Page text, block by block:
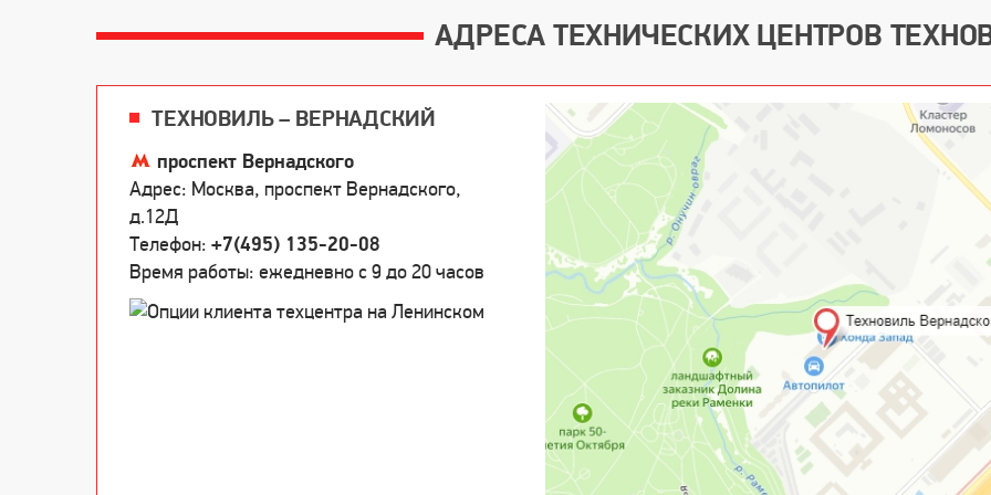
АДРЕСА ТЕХНИЧЕСКИХ ЦЕНТРОВ
ТЕХНОВИЛЬ – ВЕРНАДСКИЙ
проспект Вернадского
Адрес: Москва, проспект Вернадского,
д.12Д
Телефон: +7(495) 135-20-08
Время работы: ежедневно c 9 до 20 часов